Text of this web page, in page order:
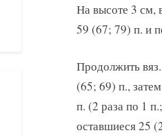
На высоте 3 см,
59 (67; 79) п. и
Продолжить
(65; 69) п.,
п. (2 раза по 1
оставшиеся 25